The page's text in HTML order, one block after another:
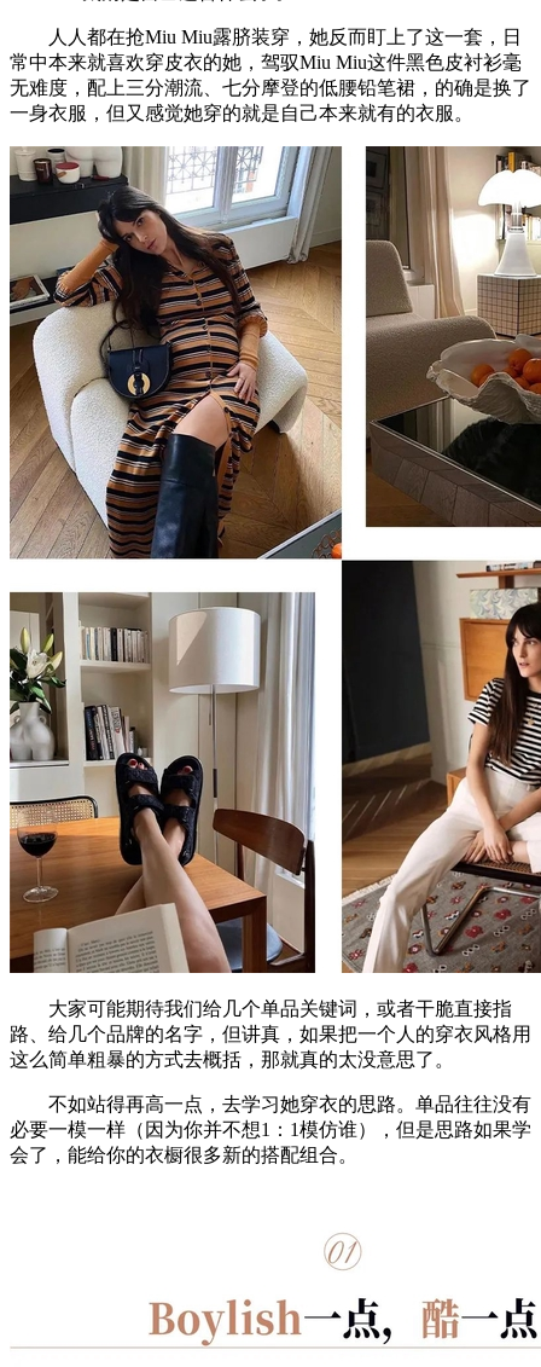
人人都在抢Miu Miu露脐装穿，她反而盯上了这一套，日
常中本来就喜欢穿皮衣的她，驾驭Miu Miu这件黑色皮衬衫毫
无难度，配上三分潮流、七分摩登的低腰铅笔裙，的确是换了
一身衣服，但又感觉她穿的就是自己本来就有的衣服。
大家可能期待我们给几个单品关键词，或者干脆直接指
路、给几个品牌的名字，但讲真，如果把一个人的穿衣风格用
这么简单粗暴的方式去概括，那就真的太没意思了。
不如站得再高一点，去学习她穿衣的思路。单品往往没有
必要一模一样（因为你并不想1：1模仿谁），但是思路如果学
会了，能给你的衣橱很多新的搭配组合。